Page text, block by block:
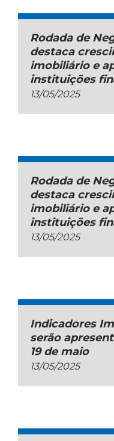
Rodada de
destaca
imobiliário e
instituições
13/05/2025
Rodada de
destaca
imobiliário e
instituições
13/05/2025
Indicadores
serão
19 de maio
13/05/2025